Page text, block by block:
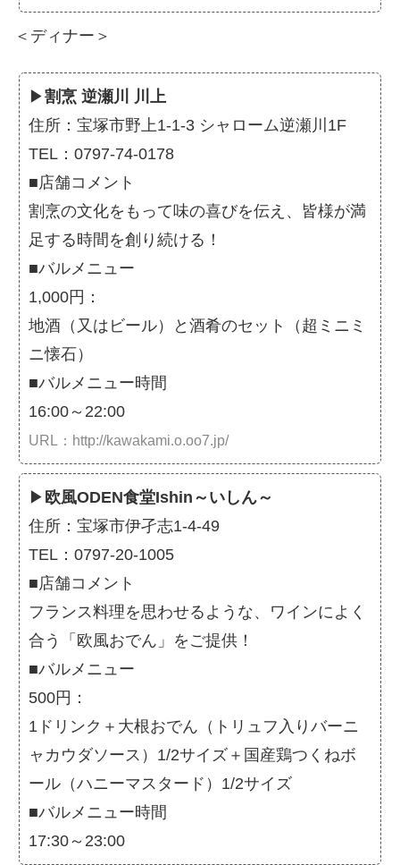
＜ディナー＞
▶割烹 逆瀬川 川上
住所：宝塚市野上1-1-3 シャローム逆瀬川1F
TEL：0797-74-0178
■店舗コメント
割烹の文化をもって味の喜びを伝え、皆様が満
足する時間を創り続ける！
■バルメニュー
1,000円：
地酒（又はビール）と酒肴のセット（超ミニミ
ニ懐石）
■バルメニュー時間
16:00～22:00
URL：http://kawakami.o.oo7.jp/
▶ 欧風ODEN食堂Ishin～いしん～
住所：宝塚市伊孑志1-4-49
TEL：0797-20-1005
■店舗コメント
フランス料理を思わせるような、ワインによく
合う「欧風おでん」をご提供！
■バルメニュー
500円：
1ドリンク＋大根おでん（トリュフ入りバーニ
ャカウダソース）1/2サイズ＋国産鶏つくねボ
ール（ハニーマスタード）1/2サイズ
■バルメニュー時間
17:30～23:00